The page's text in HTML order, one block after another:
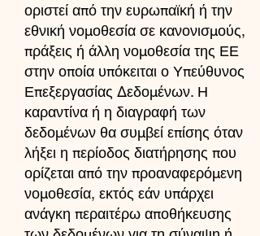
οριστεί από την ευρωπαϊκή ή την
εθνική νομοθεσία σε κανονισμούς,
πράξεις ή άλλη νομοθεσία της ΕΕ
στην οποία υπόκειται ο Υπεύθυνος
Επεξεργασίας Δεδομένων. Η
καραντίνα ή η διαγραφή των
δεδομένων θα συμβεί επίσης όταν
λήξει η περίοδος διατήρησης που
ορίζεται από την προαναφερόμενη
νομοθεσία, εκτός εάν υπάρχει
ανάγκη περαιτέρω αποθήκευσης